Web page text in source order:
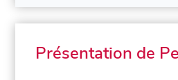
Présentation de